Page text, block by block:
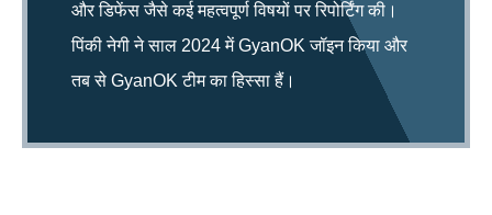
और डिफेंस जैसे कई महत्वपूर्ण विषयों पर रिपोर्टिंग की।
पिंकी नेगी ने साल 2024 में GyanOK जॉइन किया और
तब से GyanOK टीम का हिस्सा हैं।